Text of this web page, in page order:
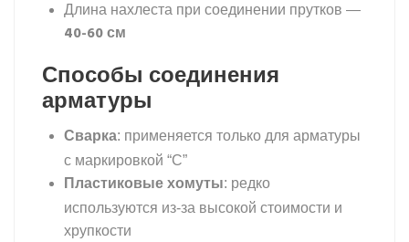
Длина нахлеста при соединении прутков —
40-60 см
Способы соединения
арматуры
Сварка: применяется только для арматуры
с маркировкой “С”
Пластиковые хомуты: редко
используются из-за высокой стоимости и
хрупкости